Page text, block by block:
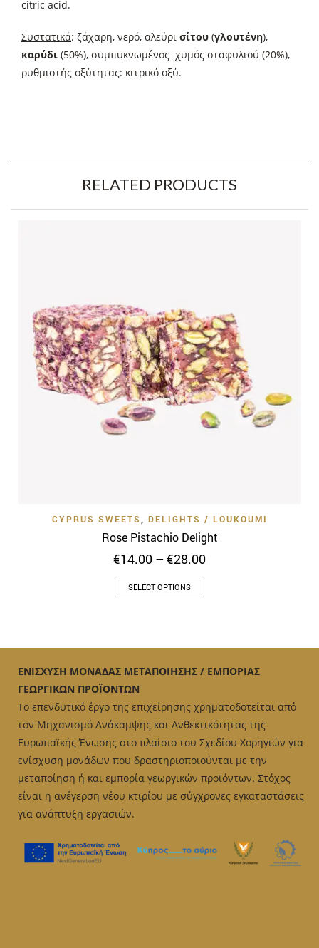
citric acid.
Συστατικά: ζάχαρη, νερό, αλεύρι σίτου (γλουτένη),
καρύδι (50%), συμπυκνωμένος χυμός σταφυλιού (20%),
ρυθμιστής οξύτητας: κιτρικό οξύ.
RELATED PRODUCTS
CYPRUS SWEETS DELIGHTS / LOUKOUMI
Rose Pistachio Delight
€14.00 –€28.00Price
SELECT OPTIONS
product
variants.
The
may
be
chosen
on
the
page
ΕΝΙΣΧΥΣΗ ΜΟΝΑΔΑΣ ΜΕΤΑΠΟΙΗΣΗΣ / ΕΜΠΟΡΙΑΣ
ΓΕΩΡΓΙΚΩΝ ΠΡΟΪΟΝΤΩΝ
Το επενδυτικό έργο της επιχείρησης χρηματοδοτείται από
τον Μηχανισμό Ανάκαμψης και Ανθεκτικότητας της
Ευρωπαϊκής Ένωσης στο πλαίσιο του Σχεδίου Χορηγιών για
ενίσχυση μονάδων που δραστηριοποιούνται με την
μεταποίηση ή και εμπορία γεωργικών προϊόντων. Στόχος
είναι η ανέγερση νέου κτιρίου με σύγχρονες εγκαταστάσεις
για ανάπτυξη εργασιών.